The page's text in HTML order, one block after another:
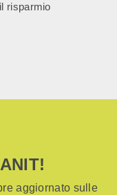
risparmio
aggiornato sulle